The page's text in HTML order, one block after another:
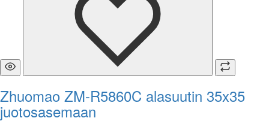
Zhuomao ZM-R5860C alasuutin 35x35
juotosasemaan